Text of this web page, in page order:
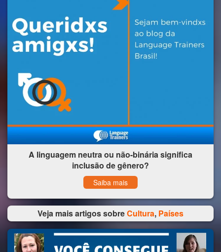
A linguagem neutra ou não-binária significa
inclusão de gênero?
Saiba mais
Veja mais artigos sobreCultura, Países